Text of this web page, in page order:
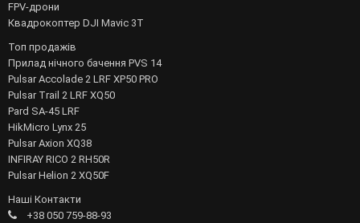
FPV-дрони
Квадрокоптер DJI Mavic 3T
Топ продажів
Прилад нічного бачення PVS 14
Pulsar Accolade 2 LRF XP50 PRO
Pulsar Trail 2 LRF XQ50
Pard SA-45 LRF
HikMicro Lynx 25
Pulsar Axion XQ38
INFIRAY RICO 2 RH50R
Pulsar Helion 2 XQ50F
Наші Контакти
+38 050 759-88-93